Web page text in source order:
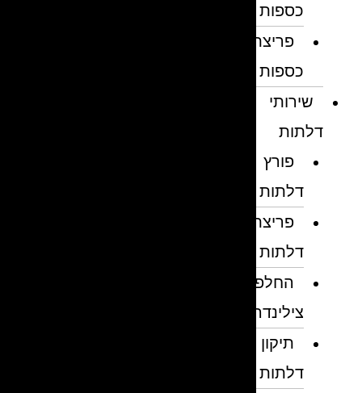
כספות
פריצת
כספות
שירותי
דלתות
פורץ
דלתות
פריצת
דלתות
החלפת
צילינדרים
תיקון
דלתות